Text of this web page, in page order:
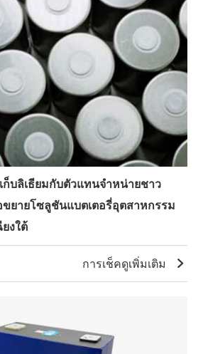
บลิเธียมกับตัวแทนจำหน่ายชาว
ยายโซลูชันแบตเตอรี่อุตสาหกรรม
งใต้
การเช็คดูเพิ่มเติม 